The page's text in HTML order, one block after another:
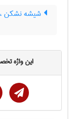
شیشه نشکن
این واژه